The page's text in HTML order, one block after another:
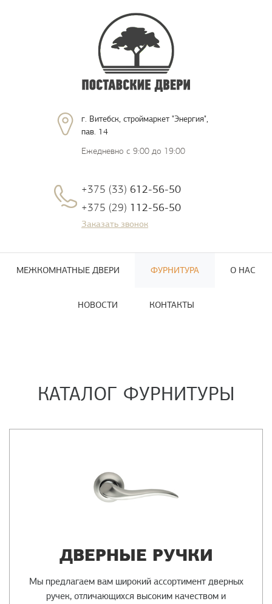
г. Витебск, строймаркет "Энергия",
пав. 14
Ежедневно с 9:00 до 19:00
+375 (33) 612-56-50
+375 (29) 112-56-50
Заказать звонок
МЕЖКОМНАТНЫЕ ДВЕРИ ФУРНИТУРА О НАС
НОВОСТИ КОНТАКТЫ
КАТАЛОГ ФУРНИТУРЫ
ДВЕРНЫЕ РУЧКИ
Мы предлагаем вам широкий ассортимент дверных
ручек, отличающихся высоким качеством и